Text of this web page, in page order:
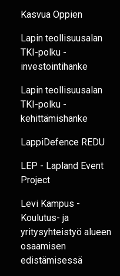
Kasvua Oppien
Lapin teollisuusalan
TKI-polku -
investointihanke
Lapin teollisuusalan
TKI-polku -
kehittämishanke
LappiDefence REDU
LEP - Lapland Event
Project
Levi Kampus -
Koulutus- ja
yritysyhteistyö alueen
osaamisen
edistämisessä